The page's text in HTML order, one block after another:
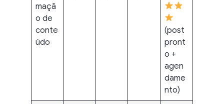
maçã
o de
conte
údo
(post
pront
o +
agen
dame
nto)